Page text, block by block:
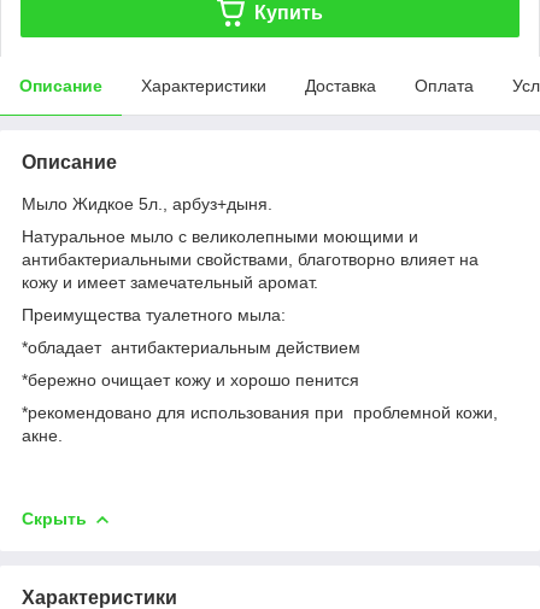
Купить
Описание Характеристики Доставка Оплата
Описание
Мыло Жидкое 5л., арбуз+дыня.
Натуральное мыло с великолепными моющими и
антибактериальными свойствами, благотворно влияет на
кожу и имеет замечательный аромат.
Преимущества туалетного мыла:
*обладает антибактериальным действием
*бережно очищает кожу и хорошо пенится
*рекомендовано для использования при проблемной кожи,
акне.
Скрыть
Характеристики